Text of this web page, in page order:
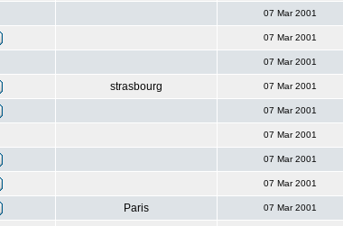
07 Mar 2001
07 Mar 2001
07 Mar 2001
strasbourg 07 Mar 2001
07 Mar 2001
07 Mar 2001
07 Mar 2001
07 Mar 2001
Paris 07 Mar 2001